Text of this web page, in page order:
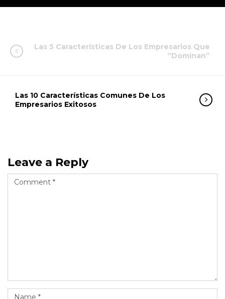
Las 5 Características De Los Empresarios Que
“Dominan”
Las 10 Características Comunes De Los
Empresarios Exitosos
Leave a Reply